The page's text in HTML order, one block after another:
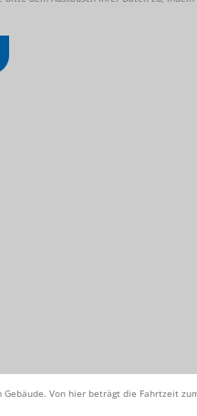
Von hier beträgt die Fahrtzeit